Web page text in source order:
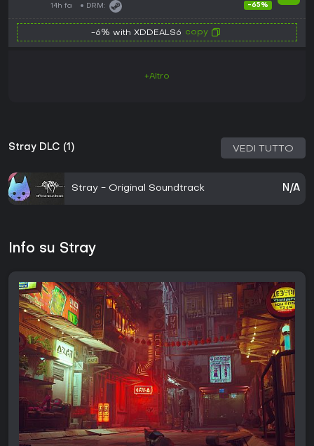
14h fa DRM: -65%
-6% with XDDEALS6 copy
+Altro
Stray DLC (1) VEDI TUTTO
Stray - Original Soundtrack N/A
Info su Stray